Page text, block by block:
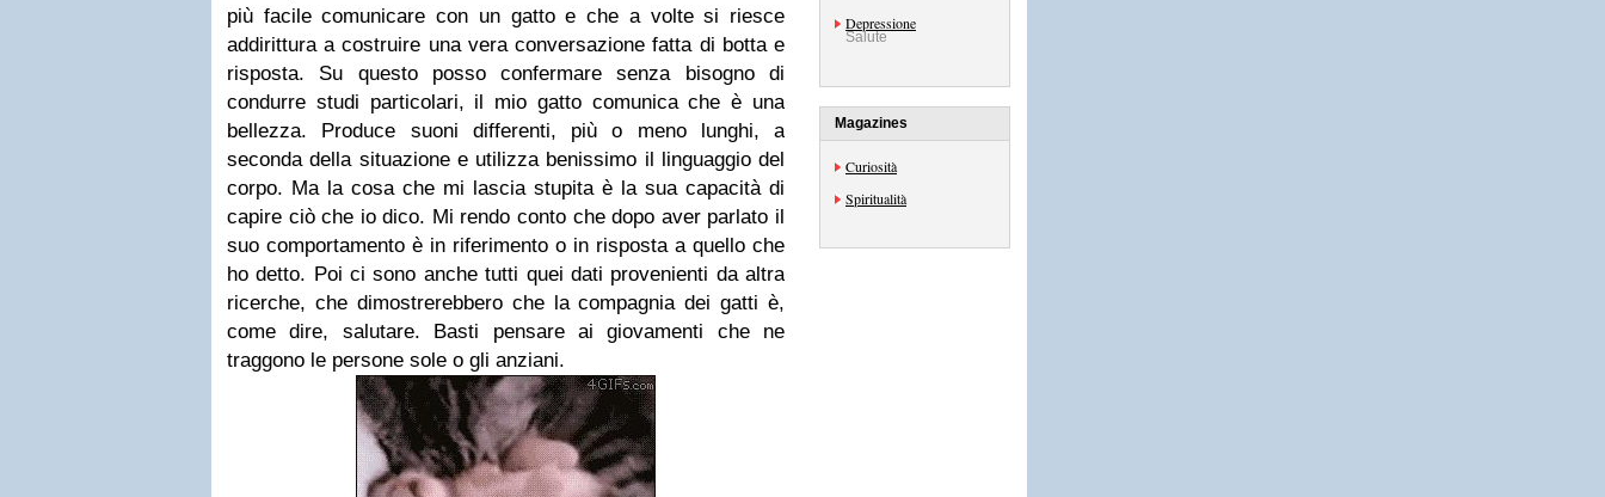
più facile comunicare con un gatto e che a volte si riesce
addirittura a costruire una vera conversazione fatta di botta e
risposta. Su questo posso confermare senza bisogno di
condurre studi particolari, il mio gatto comunica che è una
bellezza. Produce suoni differenti, più o meno lunghi, a
seconda della situazione e utilizza benissimo il linguaggio del
corpo. Ma la cosa che mi lascia stupita è la sua capacità di
capire ciò che io dico. Mi rendo conto che dopo aver parlato il
suo comportamento è in riferimento o in risposta a quello che
ho detto. Poi ci sono anche tutti quei dati provenienti da altra
ricerche, che dimostrerebbero che la compagnia dei gatti è,
come dire, salutare. Basti pensare ai giovamenti che ne
traggono le persone sole o gli anziani.
Depressione
Salute
Magazines
Curiosità
Spiritualità